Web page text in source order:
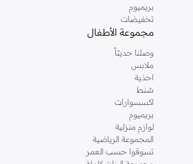
بريميوم
تخفيضات
مجموعة الأطفال
وصلنا حديثاً
ملابس
احذية
شنط
اكسسوارات
بريميوم
لوازم منزلية
المجموعة الرياضية
تسوقوا حسب العمر